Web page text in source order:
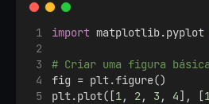
import matplotlib.pyplot
# Criar uma figura básica
fig = plt.figure()
plt.plot([1, 2, 3 , 4], [